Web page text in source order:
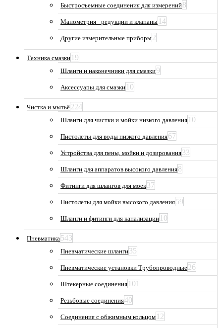
Быстросъемные соединения для измерений8
Манометрия_ редукции и клапаны 14
Другие измерительные приборы2
Техника смазки 19
Шланги и наконечники для смазки9
Аксессуары для смазки 10
Чистка и мытьё224
Шланги для чистки и мойки низкого давления 10
Пистолеты для воды низкого давления67
Устройства для пены, мойки и дозирования33
Шланги для аппаратов высокого давления8
Фитинги для шлангов для моек37
Пистолеты для мойки высокого давления59
Шланги и фитинги для канализации 10
Пневматика543
Пневматические шланги35
Пневматические установки Трубопроводные26
Штекерные соединения 101
Резьбовые соединения40
Соединения с обжимным кольцом 12